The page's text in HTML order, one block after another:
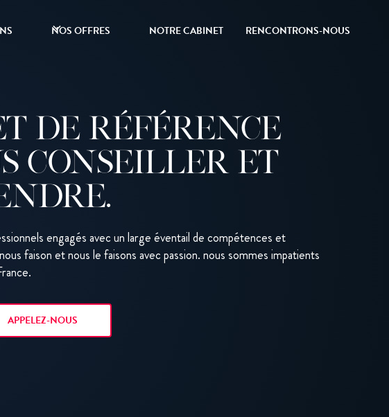
NOS OFFRES NOTRE CABINET RENCONTRONS-NOUS
DE RÉFÉRENCE
CONSEILLER ET
engagés avec un large éventail de compétences et
faison et nous le faisons avec passion. nous sommes impatients
APPELEZ-NOUS